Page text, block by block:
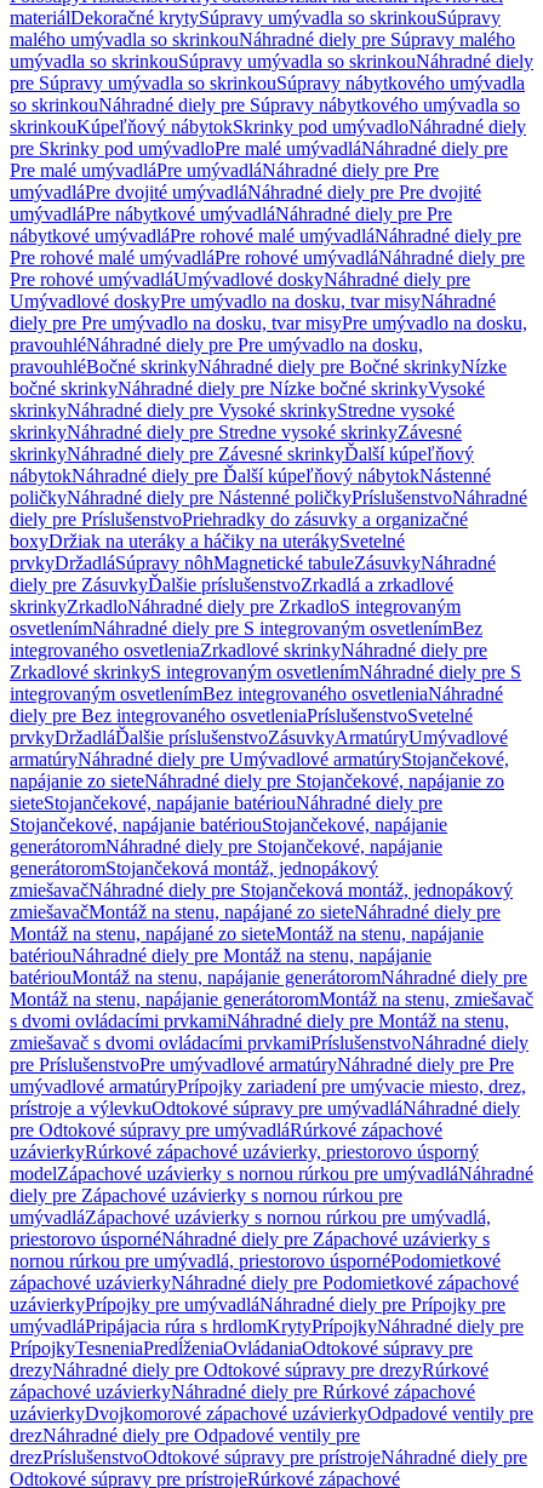
materiálDekoračné krytySúpravy umývadla so skrinkouSúpravy
malého umývadla so skrinkouNáhradné diely pre Súpravy malého
umývadla so skrinkouSúpravy umývadla so skrinkouNáhradné diely
pre Súpravy umývadla so skrinkouSúpravy nábytkového umývadla
so skrinkouNáhradné diely pre Súpravy nábytkového umývadla so
skrinkouKúpeľňový nábytokSkrinky pod umývadloNáhradné diely
pre Skrinky pod umývadloPre malé umývadláNáhradné diely pre
Pre malé umývadláPre umývadláNáhradné diely pre Pre
umývadláPre dvojité umývadláNáhradné diely pre Pre dvojité
umývadláPre nábytkové umývadláNáhradné diely pre Pre
nábytkové umývadláPre rohové malé umývadláNáhradné diely pre
Pre rohové malé umývadláPre rohové umývadláNáhradné diely pre
Pre rohové umývadláUmývadlové doskyNáhradné diely pre
Umývadlové doskyPre umývadlo na dosku, tvar misyNáhradné
diely pre Pre umývadlo na dosku, tvar misyPre umývadlo na dosku,
pravouhléNáhradné diely pre Pre umývadlo na dosku,
pravouhléBočné skrinkyNáhradné diely pre Bočné skrinkyNízke
bočné skrinkyNáhradné diely pre Nízke bočné skrinkyVysoké
skrinkyNáhradné diely pre Vysoké skrinkyStredne vysoké
skrinkyNáhradné diely pre Stredne vysoké skrinkyZávesné
skrinkyNáhradné diely pre Závesné skrinkyĎalší kúpeľňový
nábytokNáhradné diely pre Ďalší kúpeľňový nábytokNástenné
poličkyNáhradné diely pre Nástenné poličkyPríslušenstvoNáhradné
diely pre PríslušenstvoPriehradky do zásuvky a organizačné
boxyDržiak na uteráky a háčiky na uterákySvetelné
prvkyDržadláSúpravy nôhMagnetické tabuleZásuvkyNáhradné
diely pre ZásuvkyĎalšie príslušenstvoZrkadlá a zrkadlové
skrinkyZrkadloNáhradné diely pre ZrkadloS integrovaným
osvetlenímNáhradné diely pre S integrovaným osvetlenímBez
integrovaného osvetleniaZrkadlové skrinkyNáhradné diely pre
Zrkadlové skrinkyS integrovaným osvetlenímNáhradné diely pre S
integrovaným osvetlenímBez integrovaného osvetleniaNáhradné
diely pre Bez integrovaného osvetleniaPríslušenstvoSvetelné
prvkyDržadláĎalšie príslušenstvoZásuvkyArmatúryUmývadlové
armatúryNáhradné diely pre Umývadlové armatúryStojančekové,
napájanie zo sieteNáhradné diely pre Stojančekové, napájanie zo
sieteStojančekové, napájanie batériouNáhradné diely pre
Stojančekové, napájanie batériouStojančekové, napájanie
generátoromNáhradné diely pre Stojančekové, napájanie
generátoromStojančeková montáž, jednopákový
zmiešavačNáhradné diely pre Stojančeková montáž, jednopákový
zmiešavačMontáž na stenu, napájané zo sieteNáhradné diely pre
Montáž na stenu, napájané zo sieteMontáž na stenu, napájanie
batériouNáhradné diely pre Montáž na stenu, napájanie
batériouMontáž na stenu, napájanie generátoromNáhradné diely pre
Montáž na stenu, napájanie generátoromMontáž na stenu, zmiešavač
s dvomi ovládacími prvkamiNáhradné diely pre Montáž na stenu,
zmiešavač s dvomi ovládacími prvkamiPríslušenstvoNáhradné diely
pre PríslušenstvoPre umývadlové armatúryNáhradné diely pre Pre
umývadlové armatúryPrípojky zariadení pre umývacie miesto, drez,
prístroje a výlevkuOdtokové súpravy pre umývadláNáhradné diely
pre Odtokové súpravy pre umývadláRúrkové zápachové
uzávierkyRúrkové zápachové uzávierky, priestorovo úsporný
modelZápachové uzávierky s nornou rúrkou pre umývadláNáhradné
diely pre Zápachové uzávierky s nornou rúrkou pre
umývadláZápachové uzávierky s nornou rúrkou pre umývadlá,
priestorovo úspornéNáhradné diely pre Zápachové uzávierky s
nornou rúrkou pre umývadlá, priestorovo úspornéPodomietkové
zápachové uzávierkyNáhradné diely pre Podomietkové zápachové
uzávierkyPrípojky pre umývadláNáhradné diely pre Prípojky pre
umývadláPripájacia rúra s hrdlomKrytyPrípojkyNáhradné diely pre
PrípojkyTesneniaPredĺženiaOvládaniaOdtokové súpravy pre
drezyNáhradné diely pre Odtokové súpravy pre drezyRúrkové
zápachové uzávierkyNáhradné diely pre Rúrkové zápachové
uzávierkyDvojkomorové zápachové uzávierkyOdpadové ventily pre
drezNáhradné diely pre Odpadové ventily pre
drezPríslušenstvoOdtokové súpravy pre prístrojeNáhradné diely pre
Odtokové súpravy pre prístrojeRúrkové zápachové